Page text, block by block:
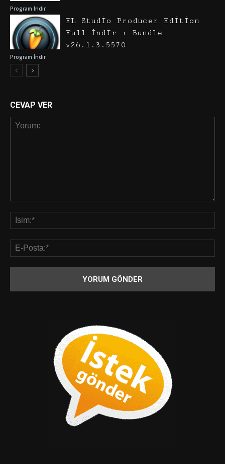
Program İndir
Program İndir
FL Studio Producer Edition
Full İndir + Bundle
v26.1.3.5570
CEVAP VER